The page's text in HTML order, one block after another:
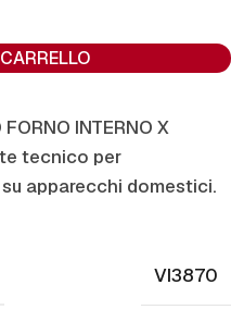
INTERNO X
tecnico per
apparecchi domestici.
VI3870